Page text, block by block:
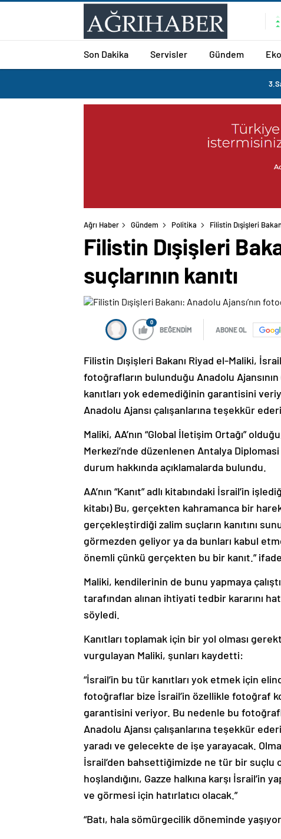
Son Dakika Servisler Gündem
Ağrı Haber Gündem Politika Filistin Dışişleri
Filistin Dışişleri
suçlarının kanıtı
0
BEĞENDİM ABONE OL
Filistin Dışişleri Bakanı Riyad el-Maliki,
fotoğrafların bulunduğu Anadolu
kanıtları yok edemediğinin garantisini
Anadolu Ajansı çalışanlarına teşekkür
Maliki, AA’nın “Global İletişim Ortağı”
Merkezi’nde düzenlenen Antalya
durum hakkında açıklamalarda bulundu.
AA’nın “Kanıt” adlı kitabındaki İsrail’in
kitabı) Bu, gerçekten kahramanca bir
gerçekleştirdiği zalim suçların kanıtını
görmezden geliyor ya da bunları kabul
önemli çünkü gerçekten bu bir kanıt.”
Maliki, kendilerinin de bunu yapmaya
tarafından alınan ihtiyati tedbir kararını
söyledi.
Kanıtları toplamak için bir yol olması
vurgulayan Maliki, şunları kaydetti:
“İsrail’in bu tür kanıtları yok etmek için
fotoğraflar bize İsrail’in özellikle fotoğraf
garantisini veriyor. Bu nedenle bu
Anadolu Ajansı çalışanlarına teşekkür
yaradı ve gelecekte de işe yarayacak.
İsrail’den bahsettiğimizde ne tür bir suçlu
hoşlandığını, Gazze halkına karşı İsrail’in
ve görmesi için hatırlatıcı olacak.”
“Batı, hala sömürgecilik döneminde